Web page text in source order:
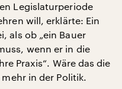
Legislaturperiode
will, erklärte: Ein
als ob „ein Bauer
wenn er in die
Praxis“. Wäre das die
mehr in der Politik.